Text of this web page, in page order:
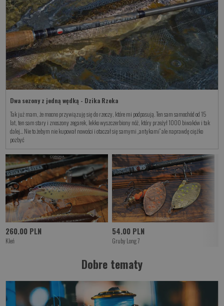
Dwa sezony z jedną wędką - Dzika Rzeka
Tak już mam, że mocno przywiązuję się do rzeczy, które mi podpasują. Ten sam samochód od 15
lat, ten sam stary i znoszony zegarek, lekko wyszczerbiony nóż, który przeżył 1000 biwaków i tak
dalej… Nie to żebym nie kupował nowości i otaczał się samymi „antykami” ale naprawdę ciężko
pozbyć
260.00 PLN
Kleń
54.00 PLN
Gruby Long 7
Dobre tematy